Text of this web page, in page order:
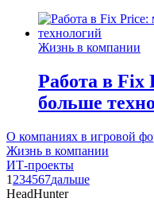
Жизнь в компании
Работа в
больше
О компаниях в игровой
Жизнь в компании
ИТ-проекты
1 234567дальше
HeadHunter